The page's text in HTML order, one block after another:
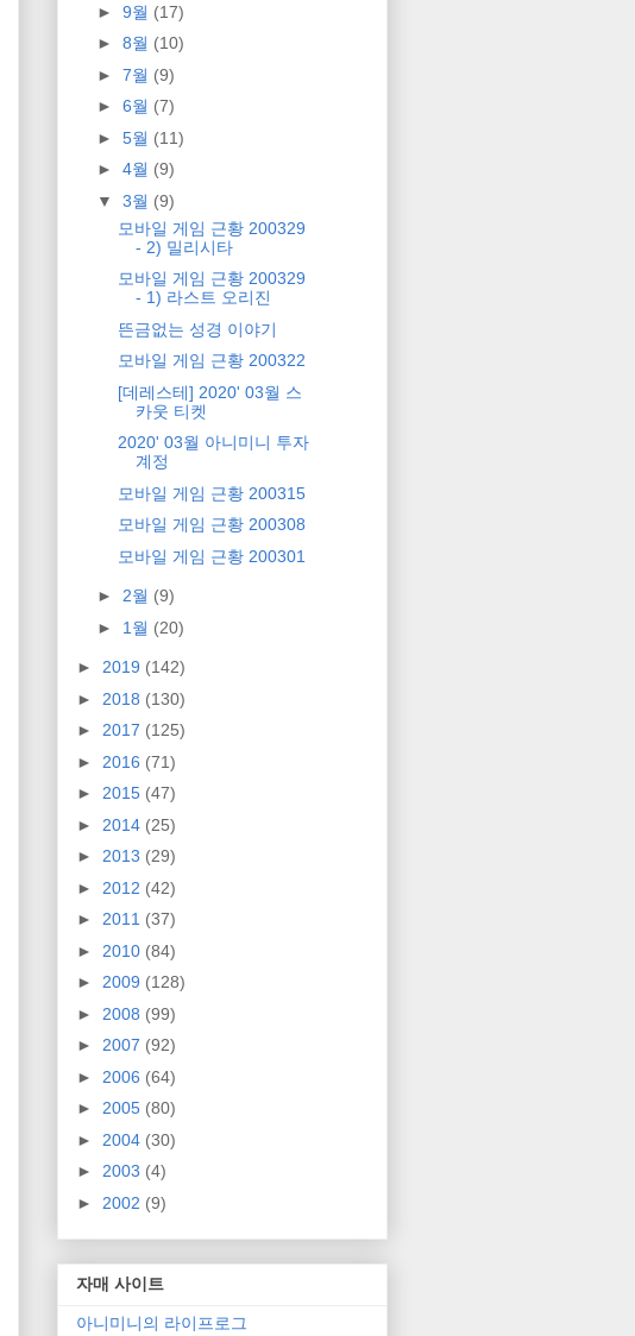
► 9월 (17)
► 8월 (10)
► 7월 (9)
► 6월 (7)
► 5월 (11)
► 4월 (9)
▼ 3월 (9)
모바일 게임 근황 200329
- 2) 밀리시타
모바일 게임 근황 200329
- 1) 라스트 오리진
뜬금없는 성경 이야기
모바일 게임 근황 200322
[데레스테] 2020' 03월 스
카웃 티켓
2020' 03월 아니미니 투자
계정
모바일 게임 근황 200315
모바일 게임 근황 200308
모바일 게임 근황 200301
► 2월 (9)
► 1월 (20)
► 2019 (142)
► 2018 (130)
► 2017 (125)
► 2016 (71)
► 2015 (47)
► 2014 (25)
► 2013 (29)
► 2012 (42)
► 2011 (37)
► 2010 (84)
► 2009 (128)
► 2008 (99)
► 2007 (92)
► 2006 (64)
► 2005 (80)
► 2004 (30)
► 2003 (4)
► 2002 (9)
자매 사이트
아니미니의 라이프로그